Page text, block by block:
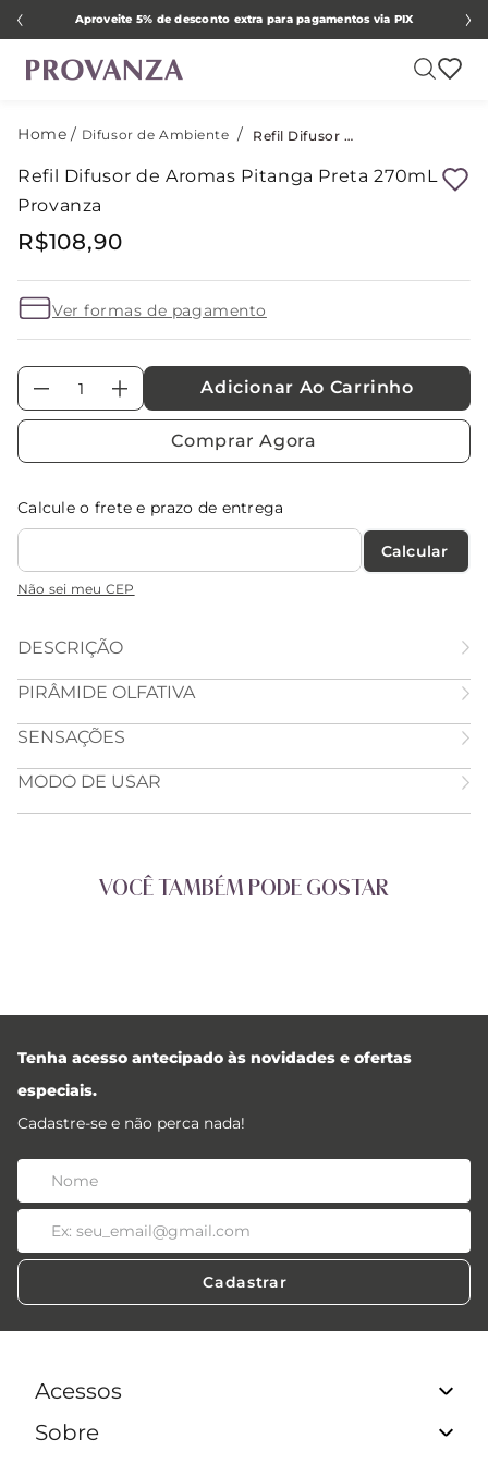
Aproveite 5% de desconto extra para pagamentos via PIX
Difusor de Ambiente Refil Difusor de Aromas Pitanga Preta 270mL Provanza
Refil Difusor de Aromas Pitanga Preta 270mL
Provanza
R$108,90
Ver formas de pagamento
＋
－ Adicionar Ao Carrinho
Comprar Agora
Calcule o frete e prazo de entrega
Não sei meu CEP
DESCRIÇÃO
PIRÂMIDE OLFATIVA
SENSAÇÕES
MODO DE USAR
VOCÊ TAMBÉM PODE GOSTAR
Tenha acesso antecipado às novidades e ofertas
especiais.
Cadastre-se e não perca nada!
Cadastrar
Acessos
Acessos Lojistas
Sobre